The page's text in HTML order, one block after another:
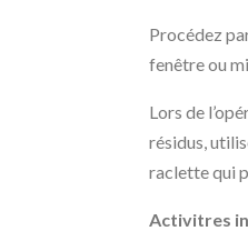
Procédez
fenêtre ou
Lors de
résidus,
raclette qui
Activitres